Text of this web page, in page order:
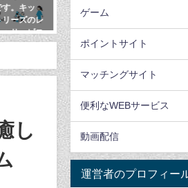
3選】
日
か？まだ間に合うfreee
2020年2月1日
し
ゲーム
ポイントサイト
マッチングサイト
便利なWEBサービス
動画配信
運営者のプロフィー